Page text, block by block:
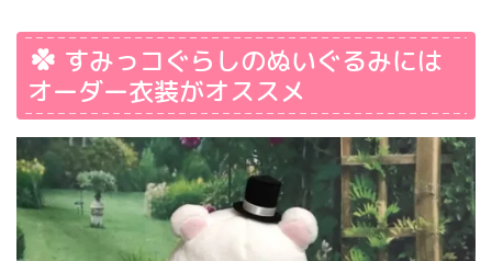
すみっコぐらしのぬいぐるみには
オーダー衣装がオススメ